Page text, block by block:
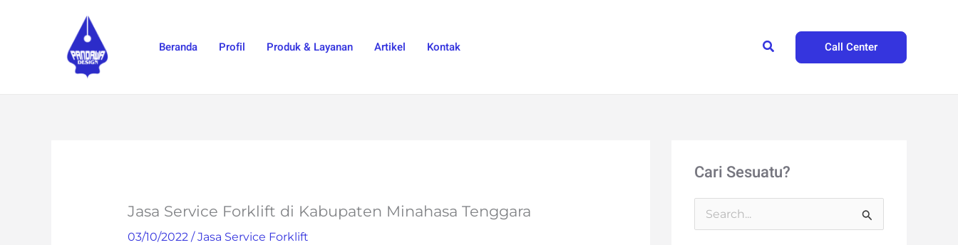
Beranda Profil Produk & Layanan Artikel Kontak Search Call Center
Jasa Service Forklift di Kabupaten Minahasa Tenggara
03/10/2022 /Jasa Service Forklift
Cari Sesuatu?